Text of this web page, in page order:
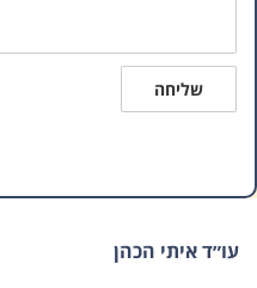
שליחה
עו״ד איתי הכהן